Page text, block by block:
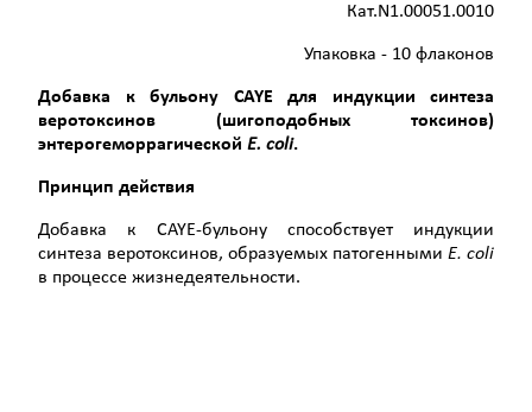
Кат.N1.00051.0010
Упаковка - 10 флаконов
Добавка к бульону CAYE для индукции синтеза
веротоксинов (шигоподобных токсинов)
энтерогеморрагической Е. coli.
Принцип действия
Добавка к CAYE-бульону способствует индукции
синтеза веротоксинов, образуемых патогенными Е. coli
в процессе жизнедеятельности.